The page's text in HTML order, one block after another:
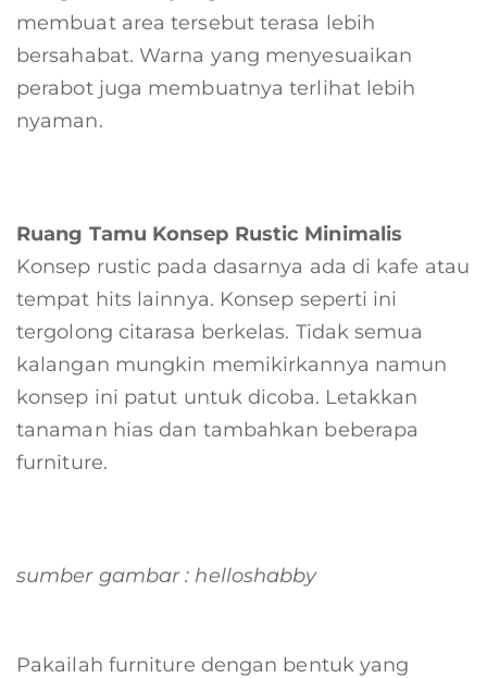
membuat area tersebut terasa lebih
bersahabat. Warna yang menyesuaikan
perabot juga membuatnya terlihat lebih
nyaman.
Ruang Tamu Konsep Rustic Minimalis
Konsep rustic pada dasarnya ada di kafe atau
tempat hits lainnya. Konsep seperti ini
tergolong citarasa berkelas. Tidak semua
kalangan mungkin memikirkannya namun
konsep ini patut untuk dicoba. Letakkan
tanaman hias dan tambahkan beberapa
furniture.
sumber gambar : helloshabby
Pakailah furniture dengan bentuk yang